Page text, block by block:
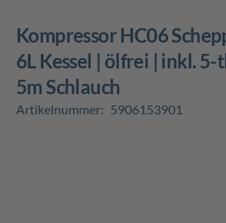
Kompressor HC06 Scheppach - 8 bar |
6L Kessel | ölfrei | inkl.
5m Schlauch
Artikelnummer: 5906153901